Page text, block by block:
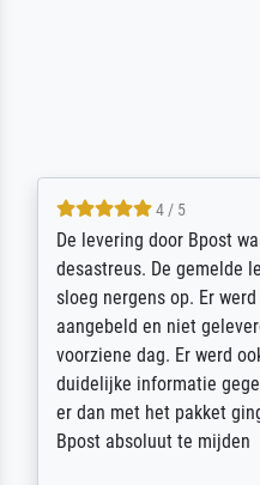
5 / 5
Sehr gute Qualität des
und des Rahmens! Unser
sehr sorgfältig und sicher
dass es unbeschadet bei
wird nicht unser letzter
sein. Vielen Dank!